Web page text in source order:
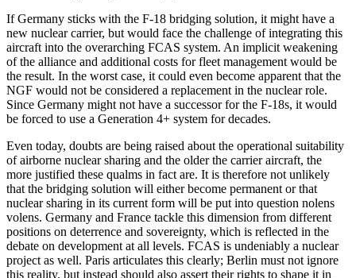
If Germany sticks with the F-18 bridging solution, it might have a
new nuclear car­rier, but would face the challenge of inte­grating this
aircraft into the overarching FCAS system. An implicit weakening
of the alliance and additional costs for fleet man­agement would be
the result. In the worst case, it could even become apparent that the
NGF would not be considered a replace­ment in the nuclear role.
Since Ger­many might not have a successor for the F‑18s, it would
be forced to use a Generation 4+ sys­tem for decades.
Even today, doubts are being raised about the operational suitability
of airborne nuclear sharing and the older the carrier aircraft, the
more justified these qualms in fact are. It is therefore not unlikely
that the bridging solution will either become perma­nent or that
nuclear sharing in its current form will be put into question nolens
volens. Germany and France tackle this dimension from different
positions on deterrence and sovereignty, which is reflected in the
debate on development at all levels. FCAS is un­deniably a nuclear
project as well. Paris ar­ticulates this clearly; Berlin must not ignore
this reality, but instead should also assert their rights to shape it in